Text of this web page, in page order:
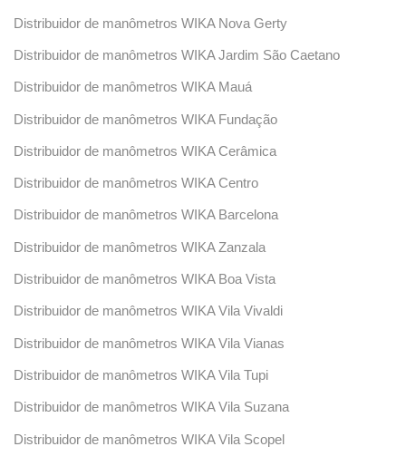
Distribuidor de manômetros WIKA Nova Gerty
Distribuidor de manômetros WIKA Jardim São Caetano
Distribuidor de manômetros WIKA Mauá
Distribuidor de manômetros WIKA Fundação
Distribuidor de manômetros WIKA Cerâmica
Distribuidor de manômetros WIKA Centro
Distribuidor de manômetros WIKA Barcelona
Distribuidor de manômetros WIKA Zanzala
Distribuidor de manômetros WIKA Boa Vista
Distribuidor de manômetros WIKA Vila Vivaldi
Distribuidor de manômetros WIKA Vila Vianas
Distribuidor de manômetros WIKA Vila Tupi
Distribuidor de manômetros WIKA Vila Suzana
Distribuidor de manômetros WIKA Vila Scopel